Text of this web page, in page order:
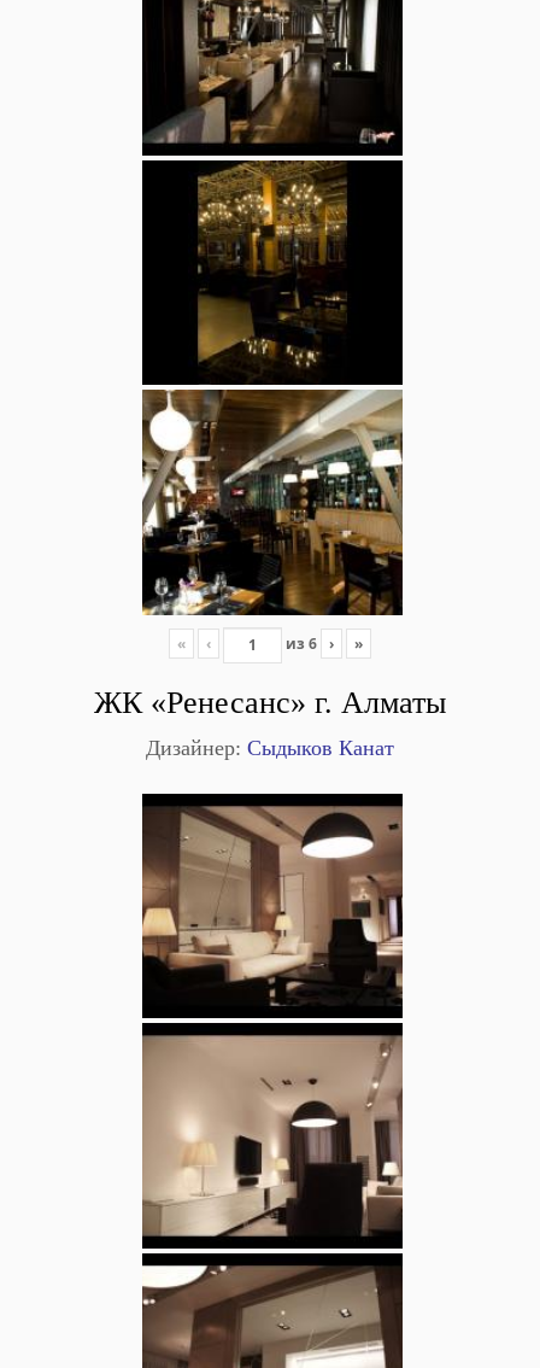
« ‹ из 6 › »
ЖК «Ренесанс» г. Алматы
Дизайнер: Сыдыков Канат